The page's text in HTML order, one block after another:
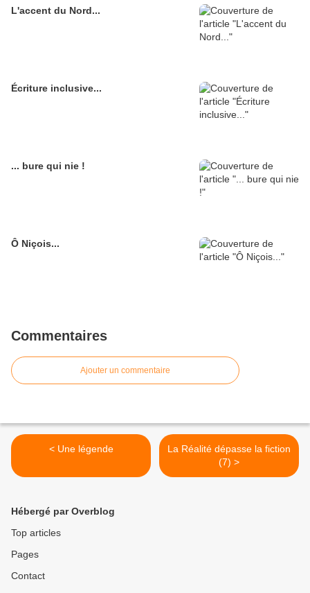
L'accent du Nord...
Écriture inclusive...
... bure qui nie !
Ô Niçois...
Commentaires
Ajouter un commentaire
< Une légende
La Réalité dépasse la fiction
(7) >
Hébergé par Overblog
Top articles
Pages
Contact